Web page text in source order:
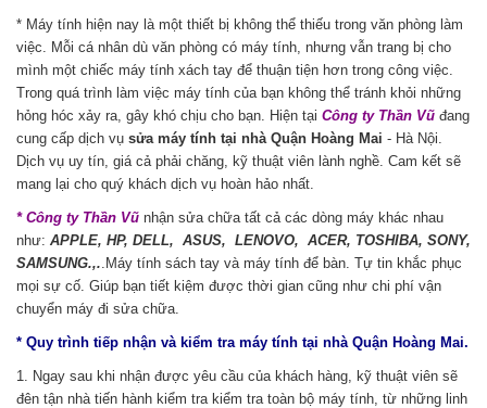
* Máy tính hiện nay là một thiết bị không thể thiếu trong văn phòng làm
việc. Mỗi cá nhân dù văn phòng có máy tính, nhưng vẫn trang bị cho
mình một chiếc máy tính xách tay để thuận tiện hơn trong công việc.
Trong quá trình làm việc máy tính của bạn không thể tránh khỏi những
hỏng hóc xảy ra, gây khó chịu cho bạn. Hiện tại Công ty Thần Vũ đang
cung cấp dịch vụ sửa máy tính tại nhà Quận Hoàng Mai - Hà Nội.
Dịch vụ uy tín, giá cả phải chăng, kỹ thuật viên lành nghề. Cam kết sẽ
mang lại cho quý khách dịch vụ hoàn hảo nhất.
* Công ty Thần Vũ nhận sửa chữa tất cả các dòng máy khác nhau
như: APPLE, HP, DELL, ASUS, LENOVO, ACER, TOSHIBA, SONY,
SAMSUNG.,..Máy tính sách tay và máy tính để bàn. Tự tin khắc phục
mọi sự cố. Giúp bạn tiết kiệm được thời gian cũng như chi phí vận
chuyển máy đi sửa chữa.
* Quy trình tiếp nhận và kiểm tra máy tính tại nhà Quận Hoàng Mai.
1. Ngay sau khi nhận được yêu cầu của khách hàng, kỹ thuật viên sẽ
đên tận nhà tiến hành kiểm tra kiểm tra toàn bộ máy tính, từ những linh